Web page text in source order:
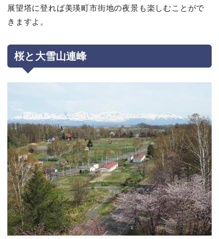
展望塔に登れば美瑛町市街地の夜景も楽しむことがで
きますよ。
桜と大雪山連峰